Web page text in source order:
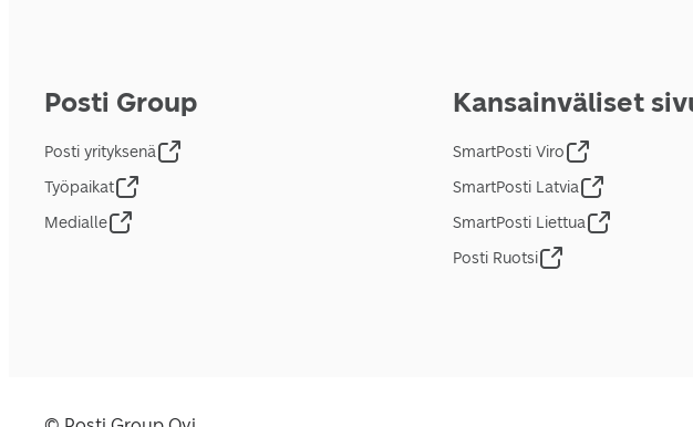
Posti Group
Posti yrityksenä
Työpaikat
Medialle
Kansainväliset
SmartPosti Viro
SmartPosti Latvia
SmartPosti Liettua
Posti Ruotsi